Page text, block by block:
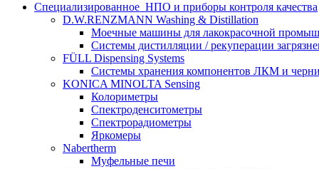
Cпециализированное НПО и приборы контроля качества
D.W.RENZMANN Washing & Distillation
Моечные машины для лакокрасочной
Системы дистилляции / рекуперации
FÜLL Dispensing Systems
Системы хранения компонентов ЛКМ и
KONICA MINOLTA Sensing
Колориметры
Спектроденситометры
Спектрорадиометры
Яркомеры
Nabertherm
Муфельные печи